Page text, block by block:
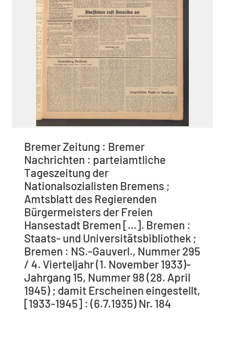
Bremer Zeitung : Bremer
Nachrichten : parteiamtliche
Tageszeitung der
Nationalsozialisten Bremens ;
Amtsblatt des Regierenden
Bürgermeisters der Freien
Hansestadt Bremen [...]. Bremen :
Staats- und Universitätsbibliothek ;
Bremen : NS.-Gauverl., Nummer 295
/ 4. Vierteljahr (1. November 1933)-
Jahrgang 15, Nummer 98 (28. April
1945) ; damit Erscheinen eingestellt,
[1933-1945] : (6.7.1935) Nr. 184